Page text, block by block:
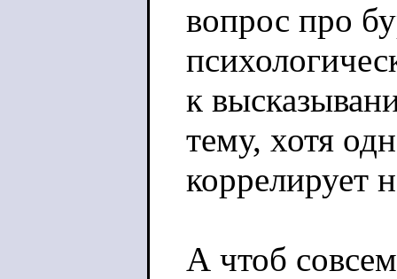
вопрос про
к
тему, хотя
коррелирует
А чтоб